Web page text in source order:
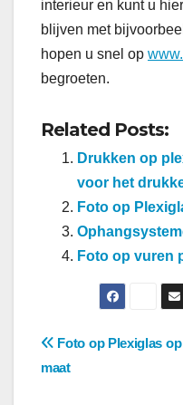
interieur en kunt u
blijven met
hopen u snel op
begroeten.
Related Posts:
Drukken op
voor het
Foto op
Foto op vuren
Foto op Plexiglas op
maat